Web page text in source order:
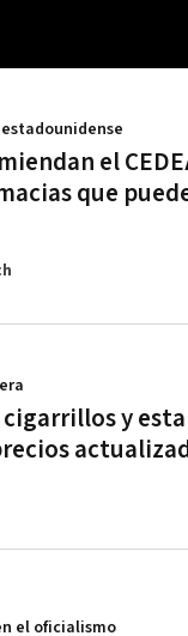
el
que
y
el oficialismo